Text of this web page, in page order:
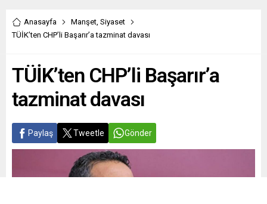
Anasayfa Manşet Siyaset
TÜİK’ten CHP’li Başarır’a tazminat davası
TÜİK’ten CHP’li Başarır’a
tazminat davası
Paylaş Tweetle Gönder